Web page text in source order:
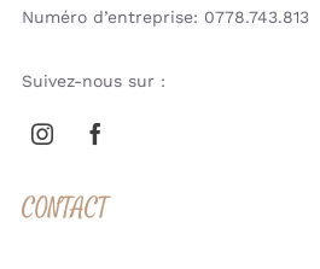
Numéro d’entreprise: 0778.743.813
Suivez-nous sur :
CONTACT